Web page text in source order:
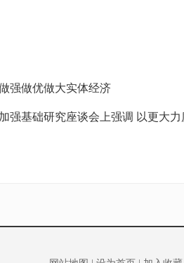
强做优做大实体经济
强基础研究座谈会上强调 以更大